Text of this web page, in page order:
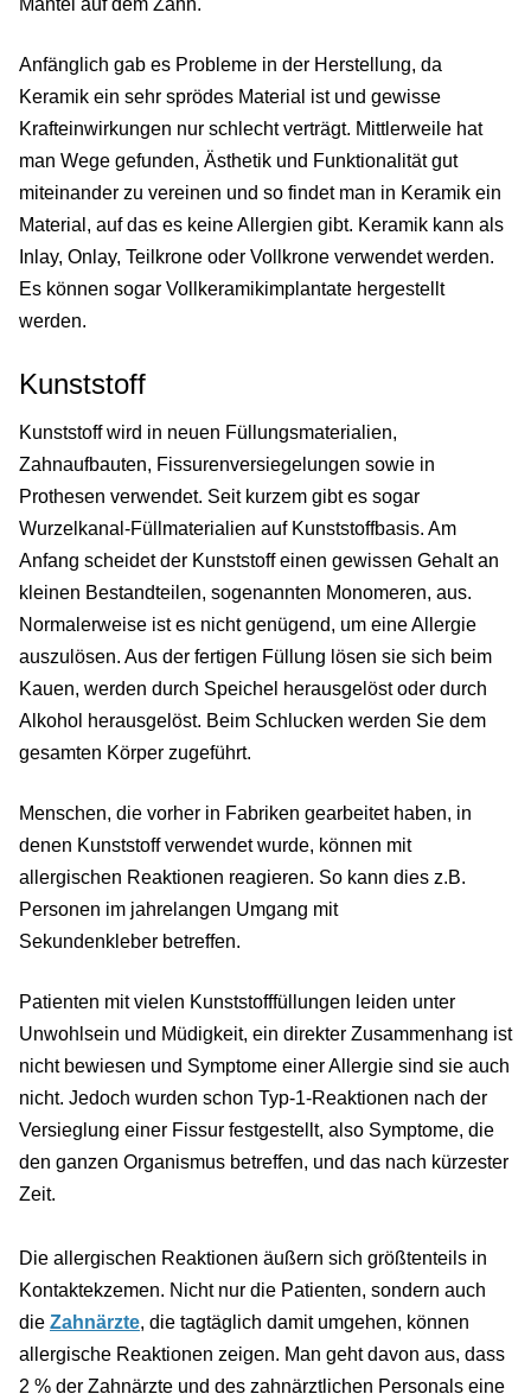
Mantel auf dem Zahn.
Anfänglich gab es Probleme in der Herstellung, da
Keramik ein sehr sprödes Material ist und gewisse
Krafteinwirkungen nur schlecht verträgt. Mittlerweile hat
man Wege gefunden, Ästhetik und Funktionalität gut
miteinander zu vereinen und so findet man in Keramik ein
Material, auf das es keine Allergien gibt. Keramik kann als
Inlay, Onlay, Teilkrone oder Vollkrone verwendet werden.
Es können sogar Vollkeramikimplantate hergestellt
werden.
Kunststoff
Kunststoff wird in neuen Füllungsmaterialien,
Zahnaufbauten, Fissurenversiegelungen sowie in
Prothesen verwendet. Seit kurzem gibt es sogar
Wurzelkanal-Füllmaterialien auf Kunststoffbasis. Am
Anfang scheidet der Kunststoff einen gewissen Gehalt an
kleinen Bestandteilen, sogenannten Monomeren, aus.
Normalerweise ist es nicht genügend, um eine Allergie
auszulösen. Aus der fertigen Füllung lösen sie sich beim
Kauen, werden durch Speichel herausgelöst oder durch
Alkohol herausgelöst. Beim Schlucken werden Sie dem
gesamten Körper zugeführt.
Menschen, die vorher in Fabriken gearbeitet haben, in
denen Kunststoff verwendet wurde, können mit
allergischen Reaktionen reagieren. So kann dies z.B.
Personen im jahrelangen Umgang mit
Sekundenkleber betreffen.
Patienten mit vielen Kunststofffüllungen leiden unter
Unwohlsein und Müdigkeit, ein direkter Zusammenhang ist
nicht bewiesen und Symptome einer Allergie sind sie auch
nicht. Jedoch wurden schon Typ-1-Reaktionen nach der
Versieglung einer Fissur festgestellt, also Symptome, die
den ganzen Organismus betreffen, und das nach kürzester
Zeit.
Die allergischen Reaktionen äußern sich größtenteils in
Kontaktekzemen. Nicht nur die Patienten, sondern auch
die Zahnärzte, die tagtäglich damit umgehen, können
allergische Reaktionen zeigen. Man geht davon aus, dass
2 % der Zahnärzte und des zahnärztlichen Personals eine